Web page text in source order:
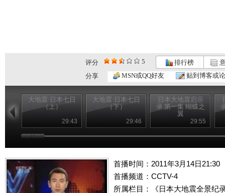
评分 5 排行榜
分享
MSN或QQ好友 贴到博客或
大地震·日本七日
（上）
29:43
大地震·日本七日
（下）
29:46
日本大地震启示
录 第一集 蝴蝶之
翼
29:55
首播时间：2011年3月14日21:30
首播频道： CCTV-4
所属栏目：
《日本大地震全景纪